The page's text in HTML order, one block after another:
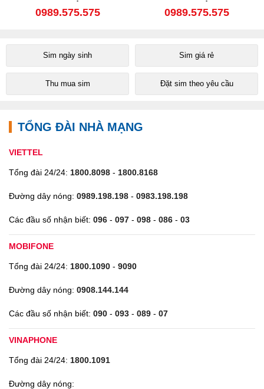
0989.575.575 0989.575.575
Sim ngày sinh Sim giá rẻ
Thu mua sim Đặt sim theo yêu cầu
TỔNG ĐÀI NHÀ MẠNG
VIETTEL
Tổng đài 24/24: 1800.8098 - 1800.8168
Đường dây nóng: 0989.198.198 - 0983.198.198
Các đầu số nhận biết: 096 - 097 - 098 - 086 - 03
MOBIFONE
Tổng đài 24/24: 1800.1090 - 9090
Đường dây nóng: 0908.144.144
Các đầu số nhận biết: 090 - 093 - 089 - 07
VINAPHONE
Tổng đài 24/24: 1800.1091
Đường dây nóng: